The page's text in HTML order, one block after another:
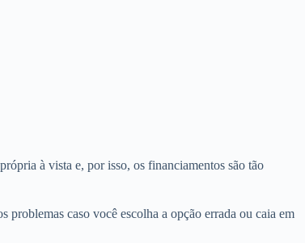
à vista e, por isso, os financiamentos são tão
caso você escolha a opção errada ou caia em